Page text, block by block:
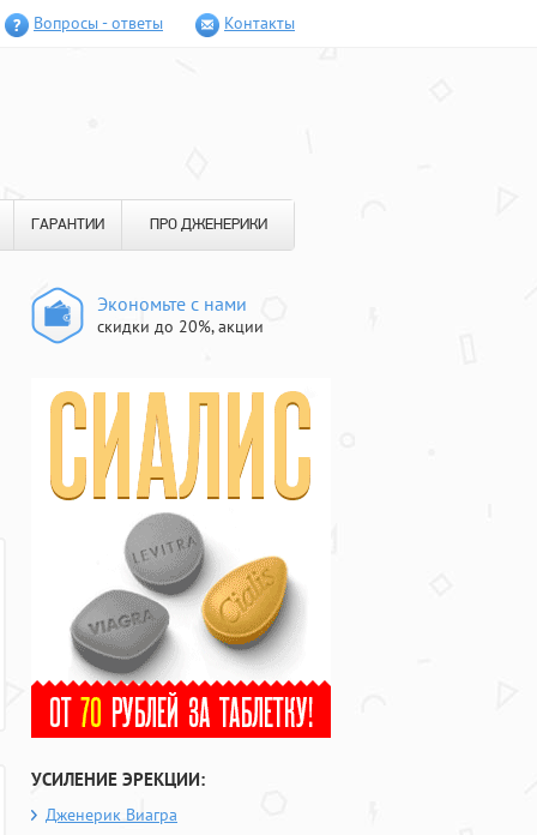
Вопросы - ответы Контакты
ГАРАНТИИ ПРО ДЖЕНЕРИКИ
Экономьте с нами
скидки до 20%, акции
УСИЛЕНИЕ ЭРЕКЦИИ:
Дженерик Виагра